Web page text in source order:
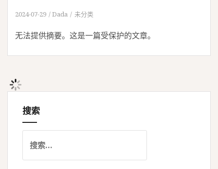
2024-07-29 Dada 未分类
无法提供摘要。这是一篇受保护的文章。
搜索